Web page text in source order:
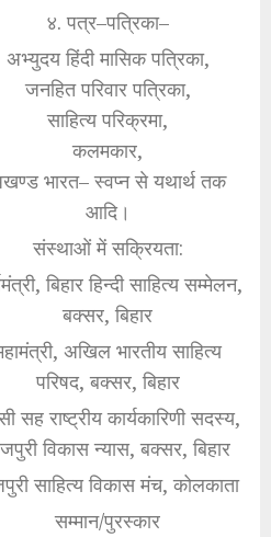
४. पत्र–पत्रिका–
अभ्युदय हिंदी मासिक पत्रिका,
जनहित परिवार पत्रिका,
साहित्य परिक्रमा,
कलमकार,
भारत– स्वप्न से यथार्थ तक
आदि।
संस्थाओं में सक्रियता:
बिहार हिन्दी साहित्य सम्मेलन,
बक्सर, बिहार
अखिल भारतीय साहित्य
परिषद, बक्सर, बिहार
सह राष्ट्रीय कार्यकारिणी सदस्य,
विकास न्यास, बक्सर, बिहार
साहित्य विकास मंच, कोलकाता
सम्मान/पुरस्कार